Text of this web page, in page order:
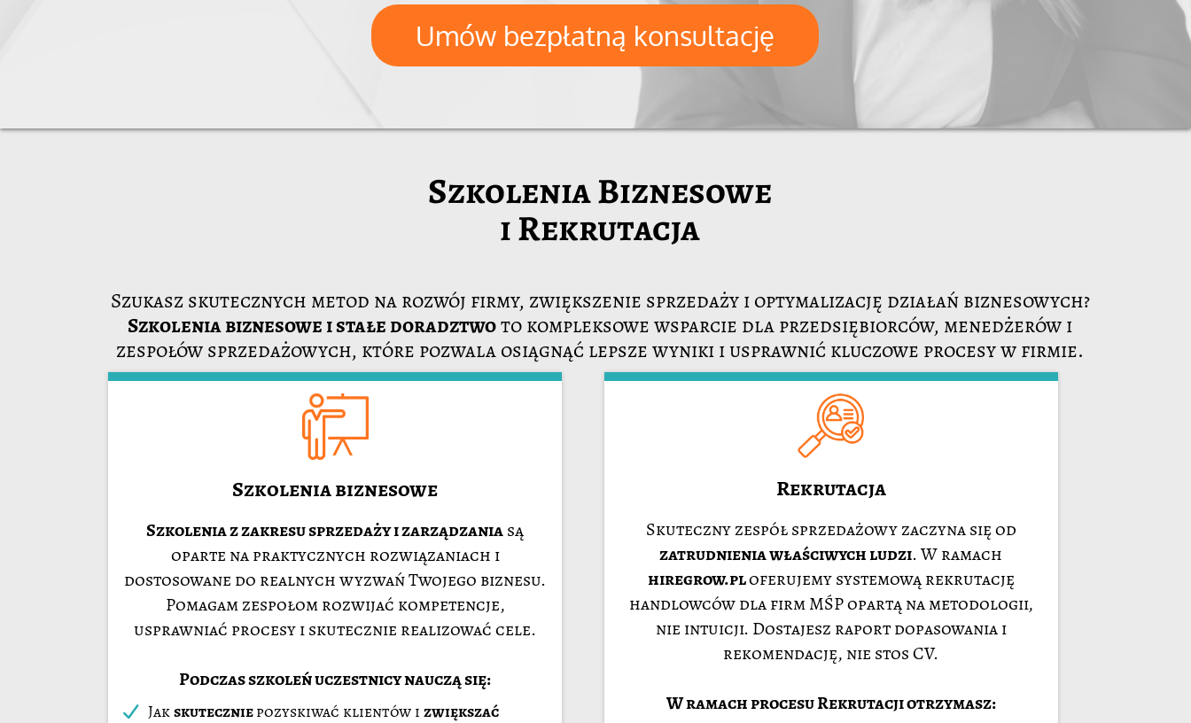
Umów bezpłatną konsultację
Szkolenia Biznesowe
i Rekrutacja
Szukasz skutecznych metod na rozwój firmy, zwiększenie sprzedaży i optymalizację działań biznesowych?
Szkolenia biznesowe i stałe doradztwoto kompleksowe wsparcie dla przedsiębiorców, menedżerów i
zespołów sprzedażowych, które pozwala osiągnąć lepsze wyniki i usprawnić kluczowe procesy w firmie.
Szkolenia biznesowe
Szkolenia z zakresu sprzedaży i zarządzaniasą
oparte na praktycznych rozwiązaniach i
dostosowane do realnych wyzwań Twojego biznesu.
Pomagam zespołom rozwijać kompetencje,
usprawniać procesy i skutecznie realizować cele.
Podczas szkoleń uczestnicy nauczą się:
Jakskuteczniepozyskiwać klientów i zwiększać
Rekrutacja
Skuteczny zespół sprzedażowy zaczyna się od
zatrudnienia właściwych ludzi. W ramach
hiregrow.ploferujemy systemową rekrutację
handlowców dla firm MŚP opartą na metodologii,
nie intuicji. Dostajesz raport dopasowania i
rekomendację, nie stos CV.
W ramach procesu Rekrutacji otrzymasz: